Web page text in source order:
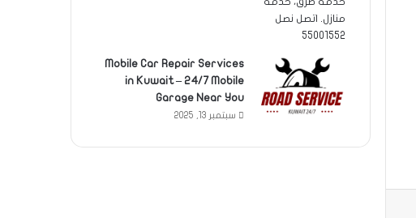
Mobile Car Repair Services
in Kuwait – 24/7 Mobile
Garage Near You
سبتمبر 13, 2025